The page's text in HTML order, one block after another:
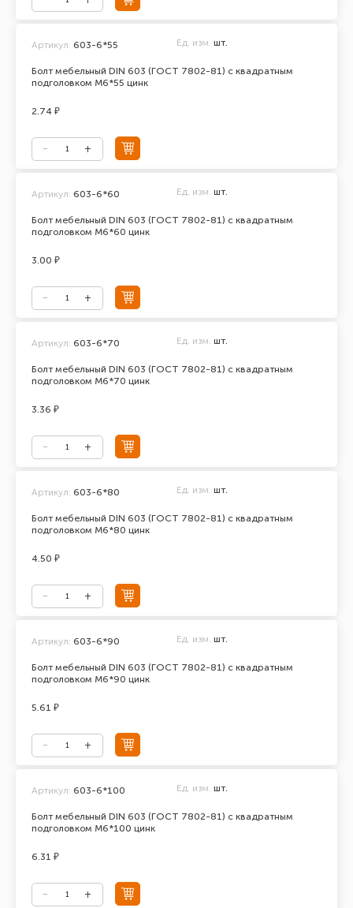
Болт мебельный DIN 603 (ГОСТ 7802-81) с квадратным
подголовком М6*55 цинк
Артикул: 603-6*55 Ед. изм. шт.
2.74 ₽
Болт мебельный DIN 603 (ГОСТ 7802-81) с квадратным
подголовком М6*60 цинк
Артикул: 603-6*60 Ед. изм. шт.
3.00 ₽
Болт мебельный DIN 603 (ГОСТ 7802-81) с квадратным
подголовком М6*70 цинк
Артикул: 603-6*70 Ед. изм. шт.
3.36 ₽
Болт мебельный DIN 603 (ГОСТ 7802-81) с квадратным
подголовком М6*80 цинк
Артикул: 603-6*80 Ед. изм. шт.
4.50 ₽
Болт мебельный DIN 603 (ГОСТ 7802-81) с квадратным
подголовком М6*90 цинк
Артикул: 603-6*90 Ед. изм. шт.
5.61 ₽
Болт мебельный DIN 603 (ГОСТ 7802-81) с квадратным
подголовком М6*100 цинк
Артикул: 603-6*100 Ед. изм. шт.
6.31 ₽